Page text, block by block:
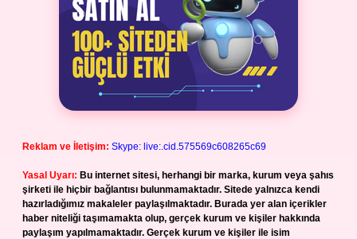
Reklam ve İletişim: Skype: live:.cid.575569c608265c69
Yasal Uyarı: Bu internet sitesi, herhangi bir marka, kurum veya şahıs
şirketi ile hiçbir bağlantısı bulunmamaktadır. Sitede yalnızca kendi
hazırladığımız makaleler paylaşılmaktadır. Burada yer alan içerikler
haber niteliği taşımamakta olup, gerçek kurum ve kişiler hakkında
paylaşım yapılmamaktadır. Gerçek kurum ve kişiler ile isim